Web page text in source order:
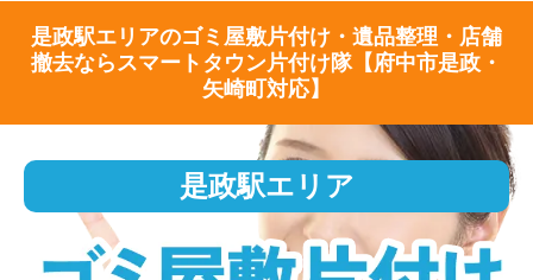
是政駅エリアのゴミ屋敷片付け・遺品整理・店舗
撤去ならスマートタウン片付け隊【府中市是政・
矢崎町対応】
是政駅エリア